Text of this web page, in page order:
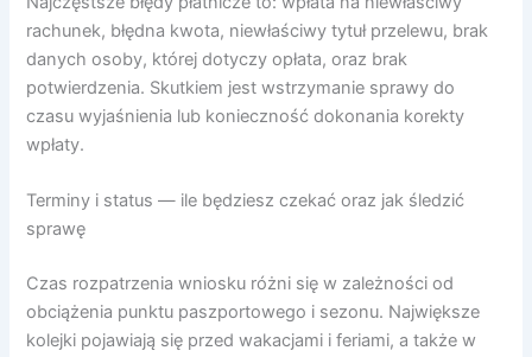
rachunek, błędna kwota, niewłaściwy tytuł przelewu, brak
danych osoby, której dotyczy opłata, oraz brak
potwierdzenia. Skutkiem jest wstrzymanie sprawy do
czasu wyjaśnienia lub konieczność dokonania korekty
wpłaty.
Terminy i status — ile będziesz czekać oraz jak śledzić
sprawę
Czas rozpatrzenia wniosku różni się w zależności od
obciążenia punktu paszportowego i sezonu. Największe
kolejki pojawiają się przed wakacjami i feriami, a także w